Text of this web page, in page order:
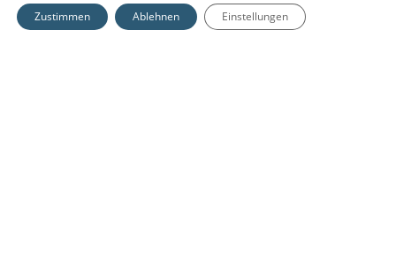
Zustimmen Ablehnen Einstellungen